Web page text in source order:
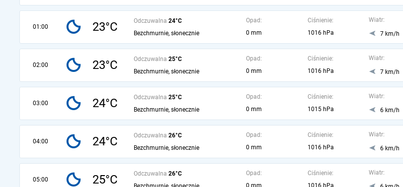
01:00 23°C Odczuwalna 24°C
Bezchmurnie, słonecznie
Opad:
0 mm
Ciśnienie:
1016 hPa
Wiatr:
7 km/h
02:00 23°C Odczuwalna 25°C
Bezchmurnie, słonecznie
Opad:
0 mm
Ciśnienie:
1016 hPa
Wiatr:
7 km/h
03:00 24°C Odczuwalna 25°C
Bezchmurnie, słonecznie
Opad:
0 mm
Ciśnienie:
1015 hPa
Wiatr:
6 km/h
04:00 24°C Odczuwalna 26°C
Bezchmurnie, słonecznie
Opad:
0 mm
Ciśnienie:
1016 hPa
Wiatr:
6 km/h
05:00 25°C Odczuwalna 26°C
Opad:
0 mm
Ciśnienie:
1016 hPa
Wiatr: